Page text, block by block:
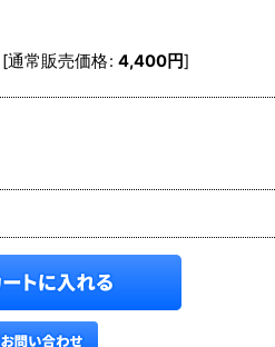
[通常販売価格: 4,400円]